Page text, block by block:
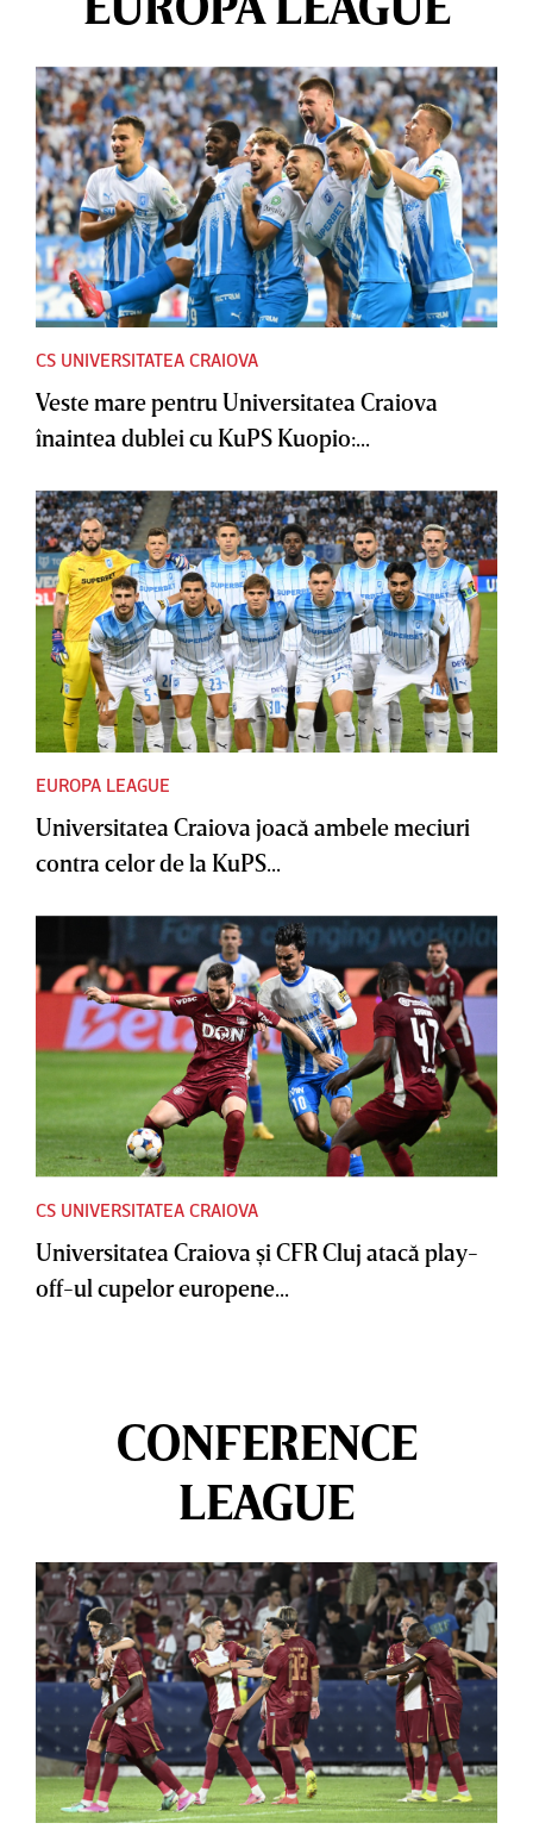
CS UNIVERSITATEA CRAIOVA
Veste mare pentru Universitatea Craiova
înaintea dublei cu KuPS Kuopio:...
EUROPA LEAGUE
Universitatea Craiova joacă ambele meciuri
contra celor de la KuPS...
CS UNIVERSITATEA CRAIOVA
Universitatea Craiova şi CFR Cluj atacă play-
off-ul cupelor europene...
CONFERENCE
LEAGUE